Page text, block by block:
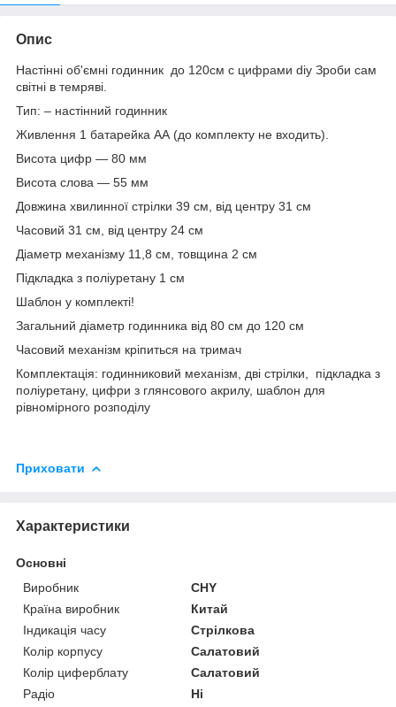
Опис
Настінні об'ємні годинник до 120см с цифрами diy Зроби сам
світні в темряві.
Тип: – настінний годинник
Живлення 1 батарейка АА (до комплекту не входить).
Висота цифр — 80 мм
Висота слова — 55 мм
Довжина хвилинної стрілки 39 см, від центру 31 см
Часовий 31 см, від центру 24 см
Діаметр механізму 11,8 см, товщина 2 см
Підкладка з поліуретану 1 см
Шаблон у комплекті!
Загальний діаметр годинника від 80 см до 120 см
Часовий механізм кріпиться на тримач
Комплектація: годинниковий механізм, дві стрілки, підкладка з
поліуретану, цифри з глянсового акрилу, шаблон для
рівномірного розподілу
Приховати
Характеристики
Основні
Виробник
CHY
Країна виробник
Китай
Індикація часу
Стрілкова
Колір корпусу
Салатовий
Колір циферблату
Салатовий
Радіо
Ні